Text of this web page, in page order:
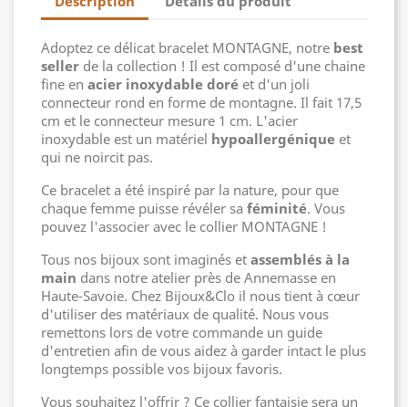
Adoptez ce délicat bracelet MONTAGNE, notre best
seller de la collection ! Il est composé d'une chaine
fine en acier inoxydable doré et d'un joli
connecteur rond en forme de montagne. Il fait 17,5
cm et le connecteur mesure 1 cm. L'acier
inoxydable est un matériel hypoallergénique et
qui ne noircit pas.
Ce bracelet a été inspiré par la nature, pour que
chaque femme puisse révéler sa féminité. Vous
pouvez l'associer avec le collier MONTAGNE !
Tous nos bijoux sont imaginés et assemblés à la
main dans notre atelier près de Annemasse en
Haute-Savoie. Chez Bijoux&Clo il nous tient à cœur
d'utiliser des matériaux de qualité. Nous vous
remettons lors de votre commande un guide
d'entretien afin de vous aidez à garder intact le plus
longtemps possible vos bijoux favoris.
Vous souhaitez l'offrir ? Ce collier fantaisie sera un